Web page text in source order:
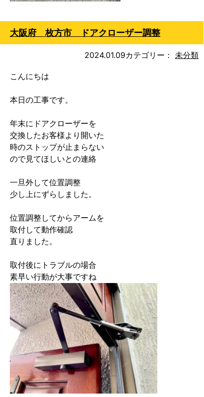
大阪府 枚方市 ドアクローザー調整
2024.01.09カテゴリー： 未分類
こんにちは
本日の工事です。
年末にドアクローザーを
交換したお客様より開いた
時のストップが止まらない
ので見てほしいとの連絡
一旦外して位置調整
少し上にずらしました。
位置調整してからアームを
取付して動作確認
直りました。
取付後にトラブルの場合